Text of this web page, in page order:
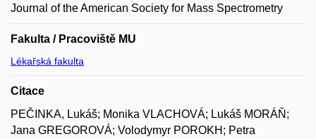
Journal of the American Society for Mass Spectrometry
Fakulta / Pracoviště MU
Lékařská fakulta
Citace
PEČINKA, Lukáš; Monika VLACHOVÁ; Lukáš MORÁŇ;
Jana GREGOROVÁ; Volodymyr POROKH; Petra